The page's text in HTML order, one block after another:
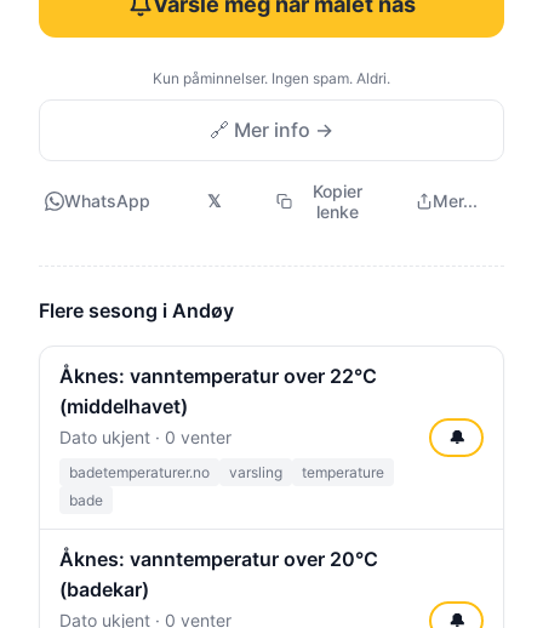
Kun påminnelser. Ingen spam. Aldri.
🔗 Mer info →
WhatsApp 𝕏
Kopier
lenke
Mer...
Flere sesong i Andøy
Åknes: vanntemperatur over 22°C
(middelhavet)
Dato ukjent · 0 venter
badetemperaturer.no varsling
temperature
bade
🔔
Åknes: vanntemperatur over 20°C
(badekar)
Dato ukjent · 0 venter 🔔